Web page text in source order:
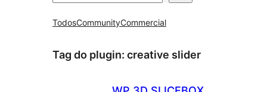
TodosCommunityCommercial
Tag do plugin: creative slider